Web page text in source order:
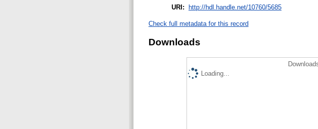
URI: http://hdl.handle.net/10760/5685
Check full metadata for this record
Downloads
Loading...